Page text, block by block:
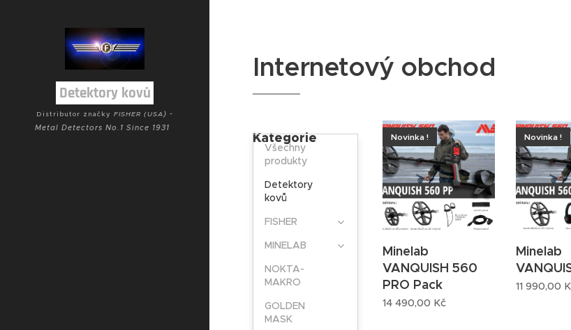
Detektory kovů
Distributor značky FISHER (USA) -
Metal Detectors No.1 Since 1931
Internetový obchod
Kategorie
Všechny
produkty
Detektory
kovů
FISHER
MINELAB
NOKTA-
MAKRO
GOLDEN
MASK
Minelab
VANQUISH 560
PRO Pack
Novinka !
14 490,00 Kč
Minelab
Novinka !
11 990,00